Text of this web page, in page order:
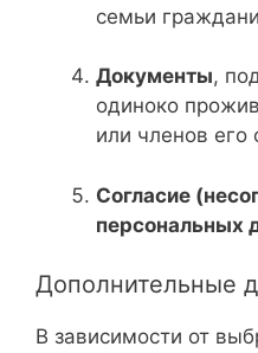
семьи
Документы,
одиноко
или членов его
Согласие
персональных
Дополнительные
В зависимости от